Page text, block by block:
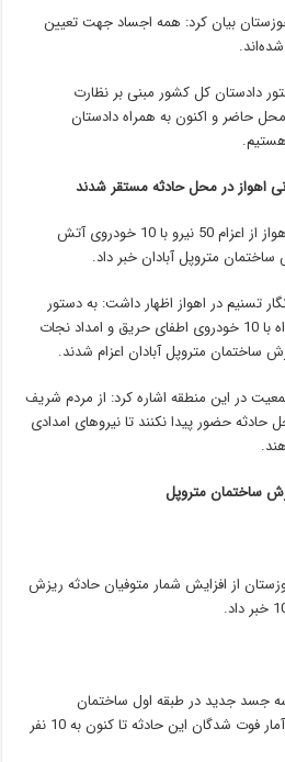
بیان کرد: همه اجساد جهت تعیین
دادستان کل کشور مبنی بر نظارت
حاضر و اکنون به همراه دادستان
مدیرعامل سازمان آتش نشانی اهواز از اعزام 50 نیرو با 10 خودروی آتش
متروپل آبادان خبر داد.
تسنیم در اهواز اظهار داشت: به دستور
شهردار اهواز 50 آتش‌نشان همراه با 10 خودروی اطفای حریق و امداد نجات
ساختمان متروپل آبادان اعزام شدند.
در این منطقه اشاره کرد: از مردم شریف
حضور پیدا نکنند تا نیروهای امدادی
ساختمان متروپل
از افزایش شمار متوفیان حادثه ریزش
جسد جدید در طبقه اول ساختمان
فروریخته مترو پل اظهار داشت: آمار فوت شدگان این حادثه تا کنون به 10 نفر